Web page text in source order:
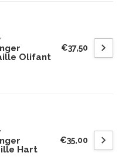
Olifant
€37,50
Hart
€35,00